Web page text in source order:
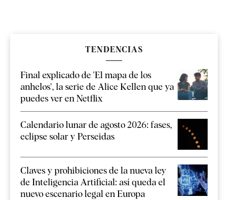
TENDENCIAS
Final explicado de 'El mapa de los
anhelos', la serie de Alice Kellen que ya
puedes ver en Netflix
Calendario lunar de agosto 2026: fases,
eclipse solar y Perseidas
Claves y prohibiciones de la nueva ley
de Inteligencia Artificial: así queda el
nuevo escenario legal en Europa